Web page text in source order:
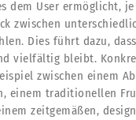
dem User ermöglicht,
zwischen
Dies führt dazu,
vielfältig bleibt.
zwischen einem
einem traditionellen
zeitgemäßen,